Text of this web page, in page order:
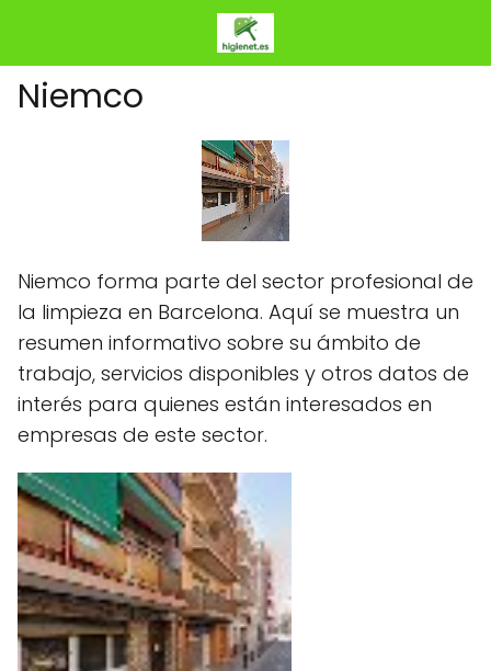
Niemco
Niemco forma parte del sector profesional de
la limpieza en Barcelona. Aquí se muestra un
resumen informativo sobre su ámbito de
trabajo, servicios disponibles y otros datos de
interés para quienes están interesados en
empresas de este sector.